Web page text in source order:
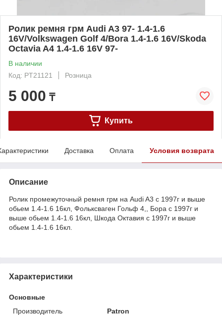
Ролик ремня грм Audi A3 97- 1.4-1.6
16V/Volkswagen Golf 4/Bora 1.4-1.6 16V/Skoda
Octavia A4 1.4-1.6 16V 97-
В наличии
Код: PT21121
Розница
5 000 ₸
Купить
Доставка Оплата Условия возврата
Описание
Ролик промежуточный ремня грм на Audi A3 с 1997г и выше
обьем 1.4-1.6 16кл, Фольксваген Гольф 4,, Бора с 1997г и
выше обьем 1.4-1.6 16кл, Шкода Октавия с 1997г и выше
обьем 1.4-1.6 16кл.
Характеристики
Основные
Производитель
Patron